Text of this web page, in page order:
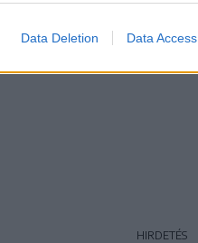
Data Deletion Data Access
HIRDETÉS